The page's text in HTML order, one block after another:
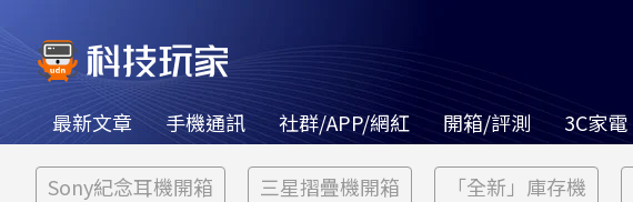
最新文章 手機通訊 社群/APP/網紅 開箱/評測 3C家電
Sony紀念耳機開箱 三星摺疊機開箱 「全新」庫存機